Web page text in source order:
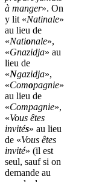
à manger». On
y lit «Natinale»
au lieu de
«Nationale»,
«Gnazidja» au
lieu de
«Ngazidja»,
«Comopagnie»
au lieu de
«Compagnie»,
«Vous êtes
invités» au lieu
de «Vous êtes
invité» (il est
seul, sauf si on
demande au